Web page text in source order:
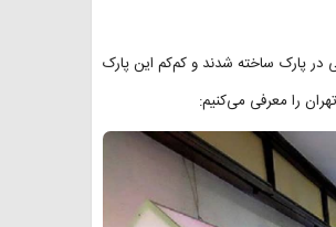
پارک ساخته شدند و کم‌کم این پارک
را معرفی می‌کنیم: